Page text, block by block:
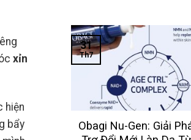
xỉn
hiện
bẩy
Obagi Nu-Gen: Giải
31
Th7